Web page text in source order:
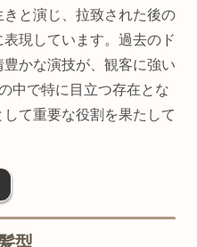
と演じ、拉致された後の
現しています。過去のド
かな演技が、観客に強い
中で特に目立つ存在とな
て重要な役割を果たして
型